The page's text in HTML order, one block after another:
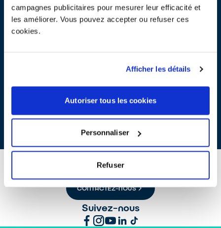
campagnes publicitaires pour mesurer leur efficacité et
les améliorer. Vous pouvez accepter ou refuser ces
cookies.
Afficher les détails
Autoriser tous les cookies
Personnaliser
Refuser
Au programme
0:00 Introduction – Samuel MAYER, Pôle Ecoconception
02:49 Les activités d’ecosystem - Edouard CARTERON,
ecosystem
19:26 Témoignage d’Olivier BRETT, Directeur de production chez
25:36 Construction collaborative du parcours des webinaires &
Questions/Réponses - Edouard CARTERON, ecosystem
WEBINAIRE D'ÉCO-CONCEPTION, SAISON 1 À 4
CONTACTEZ-NOUS
Suivez-nous